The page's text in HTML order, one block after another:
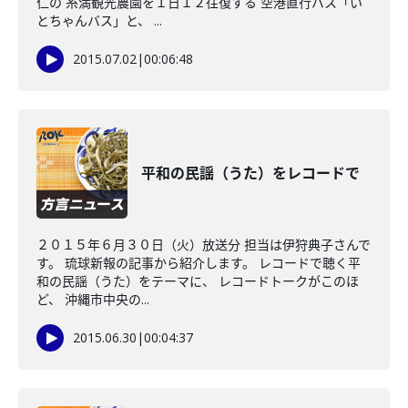
とちゃんバス」と、 ...
2015.07.02|00:06:48
平和の民謡（うた）をレコードで
２０１５年６月３０日（火）放送分 担当は伊狩典子さんで
す。 琉球新報の記事から紹介します。 レコードで聴く平
和の民謡（うた）をテーマに、 レコードトークがこのほ
ど、 沖縄市中央の...
2015.06.30 |00:04:37